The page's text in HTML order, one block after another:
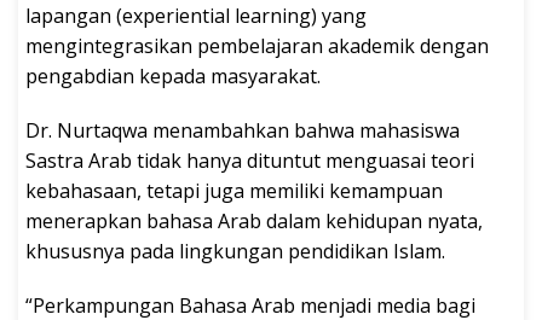
lapangan (experiential learning) yang
mengintegrasikan pembelajaran akademik dengan
pengabdian kepada masyarakat.
Dr. Nurtaqwa menambahkan bahwa mahasiswa
Sastra Arab tidak hanya dituntut menguasai teori
kebahasaan, tetapi juga memiliki kemampuan
menerapkan bahasa Arab dalam kehidupan nyata,
khususnya pada lingkungan pendidikan Islam.
“Perkampungan Bahasa Arab menjadi media bagi